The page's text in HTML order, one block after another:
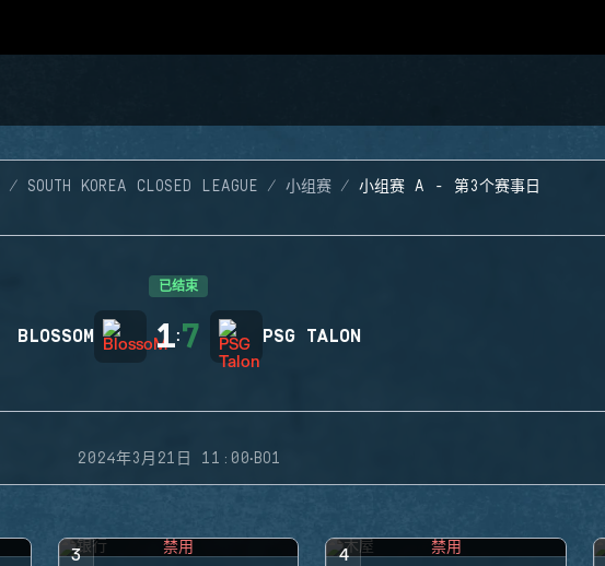
SOUTH KOREA CLOSED LEAGUE 小组赛 小组赛 A - 第3个赛事日
已结束
BLOSSOM 1:7 PSG TALON
2024年3月21日 11:00·BO1
3 禁用 4 禁用